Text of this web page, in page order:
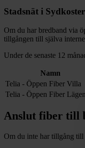
Stadsnät i Sydkoster
Om du har bredband via
tillgången till själva
Under de senaste 12
Namn
Telia - Öppen Fiber Villa
Telia - Öppen Fiber
Anslut fiber till
Om du inte har tillgång